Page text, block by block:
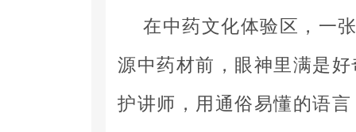
在中药文化体验区，一
源中药材前，眼神里满是
护讲师，用通俗易懂的语